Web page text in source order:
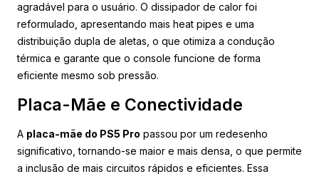
agradável para o usuário. O dissipador de calor foi
reformulado, apresentando mais heat pipes e uma
distribuição dupla de aletas, o que otimiza a condução
térmica e garante que o console funcione de forma
eficiente mesmo sob pressão.
Placa-Mãe e Conectividade
A placa-mãe do PS5 Pro passou por um redesenho
significativo, tornando-se maior e mais densa, o que permite
a inclusão de mais circuitos rápidos e eficientes. Essa